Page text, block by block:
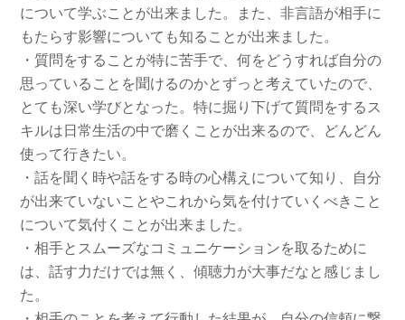
について学ぶことが出来ました。また、非言語が相手に
もたらす影響についても知ることが出来ました。
・質問をすることが特に苦手で、何をどうすれば自分の
思っていることを聞けるのかとずっと考えていたので、
とても深い学びとなった。特に掘り下げて質問をするス
キルは日常生活の中で磨くことが出来るので、どんどん
使って行きたい。
・話を聞く時や話をする時の心構えについて知り、自分
が出来ていないことやこれから気を付けていくべきこと
について気付くことが出来ました。
・相手とスムーズなコミュニケーションを取るために
は、話す力だけでは無く、傾聴力が大事だなと感じまし
た。